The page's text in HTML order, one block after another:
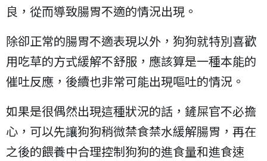
良，從而導致腸胃不適的情況出現。
除卻正常的腸胃不適表現以外，狗狗就特別喜歡
用吃草的方式緩解不舒服，應該算是一種本能的
催吐反應，後續也非常可能出現嘔吐的情況。
如果是很偶然出現這種狀況的話，鏟屎官不必擔
心，可以先讓狗狗稍微禁食禁水緩解腸胃，再在
之後的餵養中合理控制狗狗的進食量和進食速